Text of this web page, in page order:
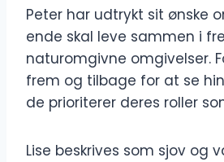
Peter har udtrykt sit ønske
ende skal leve sammen i
naturomgivne omgivelser.
frem og tilbage for at se
de prioriterer deres roller
Lise beskrives som sjov og